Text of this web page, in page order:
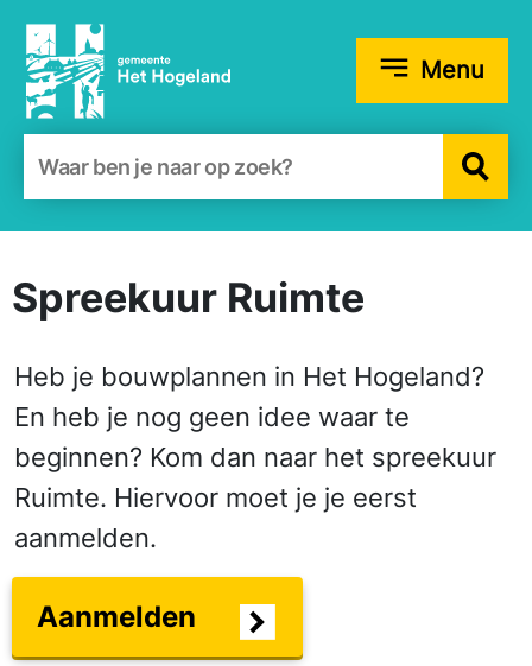
Zoekformulier
Menu
Spreekuur Ruimte
Heb je bouwplannen in Het Hogeland?
En heb je nog geen idee waar te
beginnen? Kom dan naar het spreekuur
Ruimte. Hiervoor moet je je eerst
aanmelden.
Aanmelden